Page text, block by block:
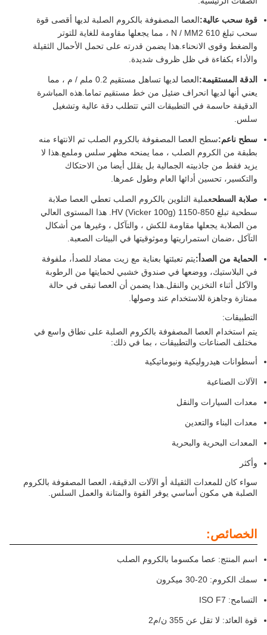
قوة سحب عالية:العصا المصفوفة بالكروم الصلبة لديها أقصى قوة
سحب تبلغ 610 N / MM2 ، مما يجعلها مقاومة للغاية للتوتر
والضغط وقوى الانحناء.هذا يضمن قدرته على تحمل الأحمال الثقيلة
والأداء بكفاءة في ظل ظروف شديدة.
الدقة المستقيمة:
العصا لديها تساهل مستقيم 0.2 ملم / م ، مما
يعني أنها لديها انحراف ضئيل من خط مستقيم تماما.هذه المباشرة
الدقيقة حاسمة في التطبيقات التي تتطلب دقة عالية وتشغيل
سلس.
سطح ناعم:سطح العصا المصفوفة بالكروم الصلب تم الانتهاء منه
بطبقة من الكروم الصلب ، مما يمنحه مظهر سلس وملمع.هذا لا
يزيد فقط من جاذبيته الجمالية بل يقلل أيضا من الاحتكاك
والتكسير، تحسين أدائها العام وطول عمرها.
صلابة السطحعملية التلوين بالكروم الصلب تعطي العصا صلابة
سطحية تبلغ 850-1150 HV (Vicker 100g). هذا المستوى العالي
من الصلابة يجعلها مقاومة للكش ، والتآكل ، وغيرها من أشكال
التآكل ،ضمان استمراريتها وموثوقيتها في البيئات الصعبة.
الحماية من الصدأ: يتم تعبئتها بعناية مع زيت مضاد للصدأ، ملفوفة
في البلاستيك، ووضعها في صندوق خشبي لحمايتها من الرطوبة
والآكل أثناء التخزين والنقل.هذا يضمن أن العصا تبقى في حالة
ممتازة وجاهزة للاستخدام عند وصولها.
التطبيقات:
يتم استخدام العصا المصفوفة بالكروم الصلبة على نطاق واسع في
مختلف الصناعات والتطبيقات ، بما في ذلك:
أسطوانات هيدروليكية ونيوماتيكية
الآلات الصناعية
معدات السيارات والنقل
معدات البناء والتعدين
المعدات البحرية والبحرية
وأكثر
سواء كان للمعدات الثقيلة أو الآلات الدقيقة، العصا المصفوفة بالكروم
الصلبة هي مكون أساسي يوفر القوة والمتانة والعمل السلس.
الخصائص:
اسم المنتج: عصا مكسوما بالكروم الصلب
سمك الكروم: 20-30 ميكرون
التسامح: ISO F7
قوة العائد: لا تقل عن 355 ن/م2